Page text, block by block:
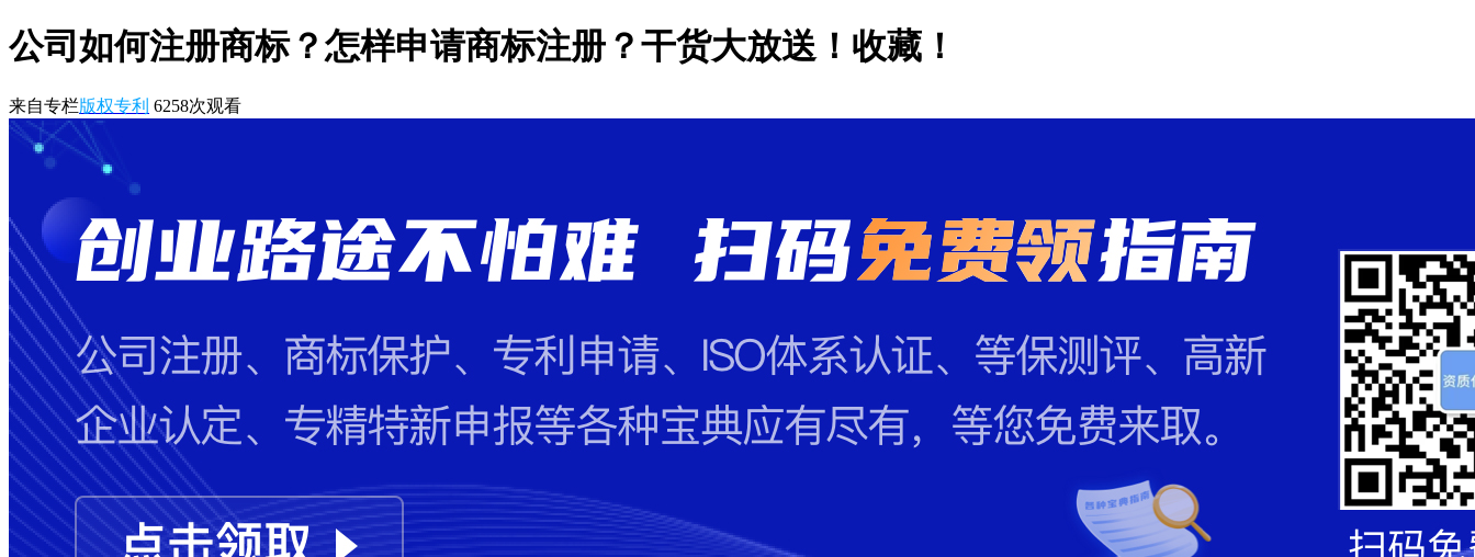
公司如何注册商标？怎样申请商标注册？干货大放送！收藏！
来自专栏版权专利 6258次观看